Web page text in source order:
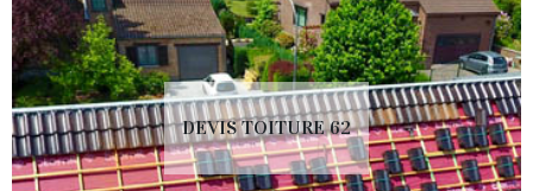
DEVIS TOITURE 62